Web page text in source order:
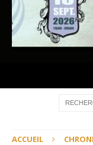
ACCUEIL